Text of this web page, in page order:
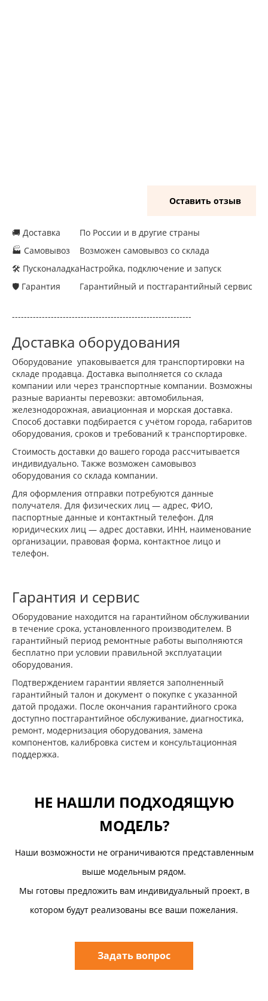
Оставить отзыв
🚚 Доставка
🏭 Самовывоз
🛠 Пусконаладка
🛡 Гарантия
По России и в другие страны
Возможен самовывоз со склада
Настройка, подключение и запуск
Гарантийный и постгарантийный сервис
------------------------------------------------------------
Доставка оборудования
Оборудование упаковывается для транспортировки на
складе продавца. Доставка выполняется со склада
компании или через транспортные компании. Возможны
разные варианты перевозки: автомобильная,
железнодорожная, авиационная и морская доставка.
Способ доставки подбирается с учётом города, габаритов
оборудования, сроков и требований к транспортировке.
Стоимость доставки до вашего города рассчитывается
индивидуально. Также возможен самовывоз
оборудования со склада компании.
Для оформления отправки потребуются данные
получателя. Для физических лиц — адрес, ФИО,
паспортные данные и контактный телефон. Для
юридических лиц — адрес доставки, ИНН, наименование
организации, правовая форма, контактное лицо и
телефон.
Гарантия и сервис
Оборудование находится на гарантийном обслуживании
в течение срока, установленного производителем. В
гарантийный период ремонтные работы выполняются
бесплатно при условии правильной эксплуатации
оборудования.
Подтверждением гарантии является заполненный
гарантийный талон и документ о покупке с указанной
датой продажи. После окончания гарантийного срока
доступно постгарантийное обслуживание, диагностика,
ремонт, модернизация оборудования, замена
компонентов, калибровка систем и консультационная
поддержка.
НЕ НАШЛИ ПОДХОДЯЩУЮ
МОДЕЛЬ?
Наши возможности не ограничиваются представленным
выше модельным рядом.
Мы готовы предложить вам индивидуальный проект, в
котором будут реализованы все ваши пожелания.
Задать вопрос